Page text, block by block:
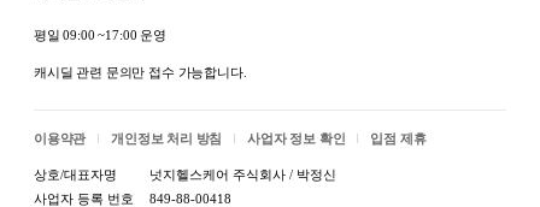
평일 09:00 ~17:00 운영
캐시딜 관련 문의만 접수 가능합니다.
이용약관 개인정보 처리 방침 사업자 정보 확인 입점 제휴
상호/대표자명
넛지헬스케어 주식회사 / 박정신
사업자 등록 번호
849-88-00418